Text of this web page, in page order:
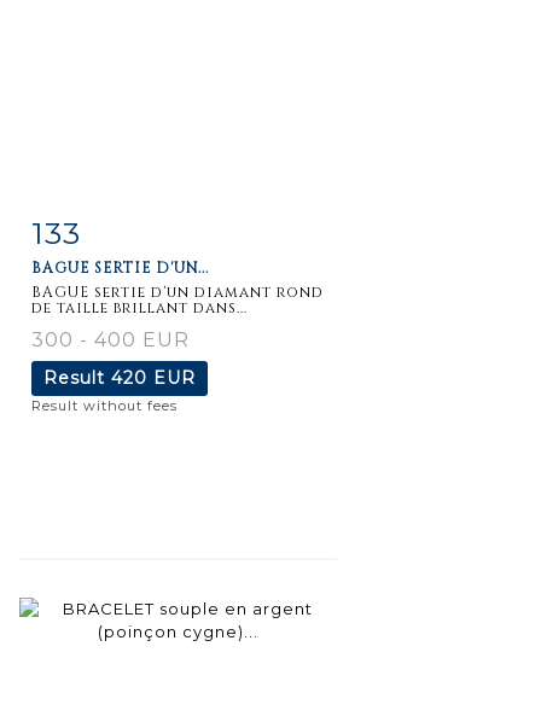
Item detail
133
BAGUE SERTIE D'UN...
BAGUE sertie d'un diamant rond
de taille brillant dans...
300 - 400 EUR
Result 420 EUR
Result without fees